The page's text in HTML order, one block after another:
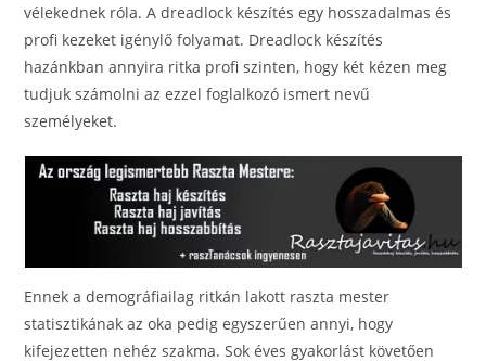
vélekednek róla. A dreadlock készítés egy hosszadalmas és
profi kezeket igénylő folyamat. Dreadlock készítés
hazánkban annyira ritka profi szinten, hogy két kézen meg
tudjuk számolni az ezzel foglalkozó ismert nevű
személyeket.
Ennek a demográfiailag ritkán lakott raszta mester
statisztikának az oka pedig egyszerűen annyi, hogy
kifejezetten nehéz szakma. Sok éves gyakorlást követően